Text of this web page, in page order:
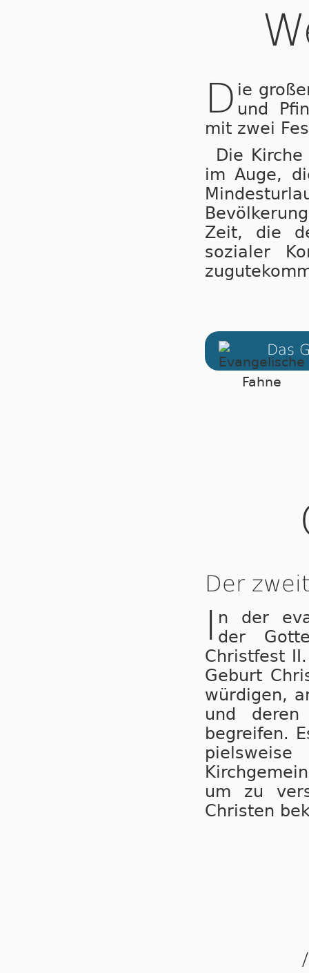
D ie
und
mit zwei
Die
im Auge,
Zeit, die
sozialer
Das
Der
I n der
der
Christfest
Geburt
würdigen,
und
begreifen.
um zu
Christen